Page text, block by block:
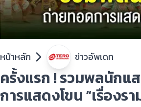
หน้าหลัก ข่าวอัพเดท
ครั้งแรก ! รวมพลนัก
การแสดงโขน “เรื่องร